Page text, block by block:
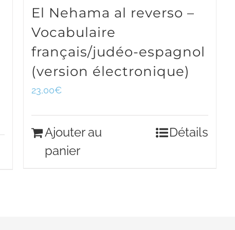
El Nehama al reverso –
Vocabulaire
français/judéo-espagnol
(version électronique)
23,00€
Ajouter au
panier
Détails